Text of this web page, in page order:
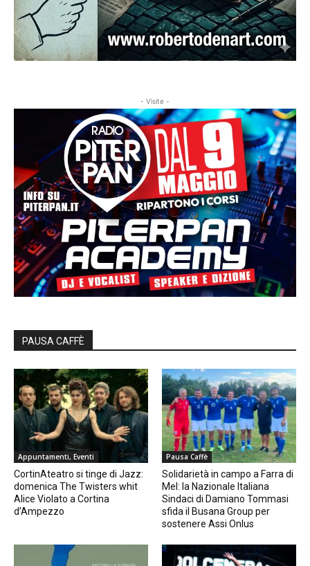
- Visite -
PAUSA CAFFÈ
Appuntamenti, Eventi
CortinAteatro si tinge di Jazz:
domenica The Twisters whit
Alice Violato a Cortina
d’Ampezzo
Pausa Caffè
Solidarietà in campo a Farra di
Mel: la Nazionale Italiana
Sindaci di Damiano Tommasi
sfida il Busana Group per
sostenere Assi Onlus